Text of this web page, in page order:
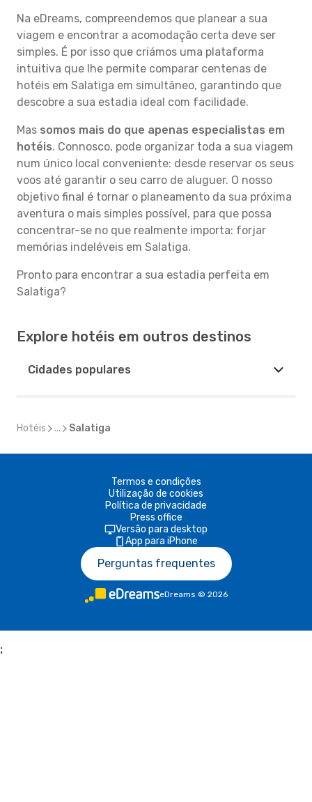
Na eDreams, compreendemos que planear a sua
viagem e encontrar a acomodação certa deve ser
simples. É por isso que criámos uma plataforma
intuitiva que lhe permite comparar centenas de
hotéis em Salatiga em simultâneo, garantindo que
descobre a sua estadia ideal com facilidade.
Mas somos mais do que apenas especialistas em
hotéis. Connosco, pode organizar toda a sua viagem
num único local conveniente: desde reservar os seus
voos até garantir o seu carro de aluguer. O nosso
objetivo final é tornar o planeamento da sua próxima
aventura o mais simples possível, para que possa
concentrar-se no que realmente importa: forjar
memórias indeléveis em Salatiga.
Pronto para encontrar a sua estadia perfeita em
Salatiga?
Explore hotéis em outros destinos
Cidades populares
Hotéis ... Salatiga
Termos e condições
Utilização de cookies
Política de privacidade
Press office
Versão para desktop
App para iPhone
Perguntas frequentes
eDreams © 2026
;